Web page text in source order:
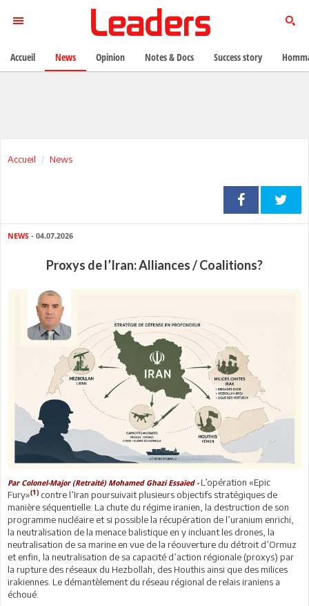
Accueil News
NEWS - 04.07.2026
Proxys de l’Iran: Alliances / Coalitions?
Par Colonel-Major (Retraité) Mohamed Ghazi Essaïed -L’opération «Epic
Fury»(1) contre l’Iran poursuivait plusieurs objectifs stratégiques de
manière séquentielle: La chute du régime iranien, la destruction de son
programme nucléaire et si possible la récupération de l’uranium enrichi,
la neutralisation de la menace balistique en y incluant les drones, la
neutralisation de sa marine en vue de la réouverture du détroit d’Ormuz
et enfin, la neutralisation de sa capacité d’action régionale (proxys) par
la rupture des réseaux du Hezbollah, des Houthis ainsi que des milices
irakiennes. Le démantèlement du réseau régional de relais iraniens a
échoué.
Accueil News Opinion Notes & Docs Success story